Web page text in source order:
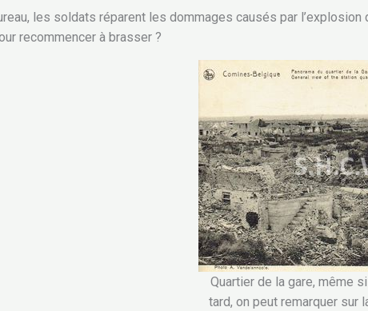
les soldats réparent les dommages causés par
recommencer à brasser ?
Quartier de la gare, même
tard, on peut remarquer sur